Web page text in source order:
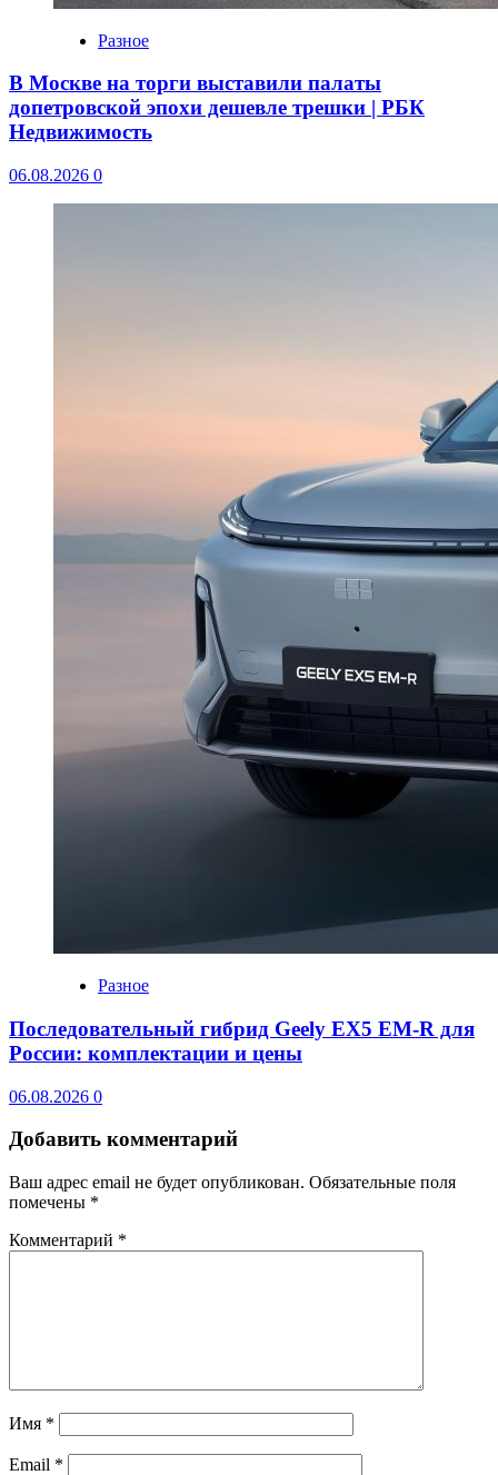
Разное
В Москве на торги выставили палаты
допетровской эпохи дешевле трешки | РБК
Недвижимость
06.08.2026 0
Разное
Последовательный гибрид Geely EX5 EM-R для
России: комплектации и цены
06.08.2026 0
Добавить комментарий
Ваш адрес email не будет опубликован. Обязательные поля
помечены *
Комментарий *
Имя *
Email *